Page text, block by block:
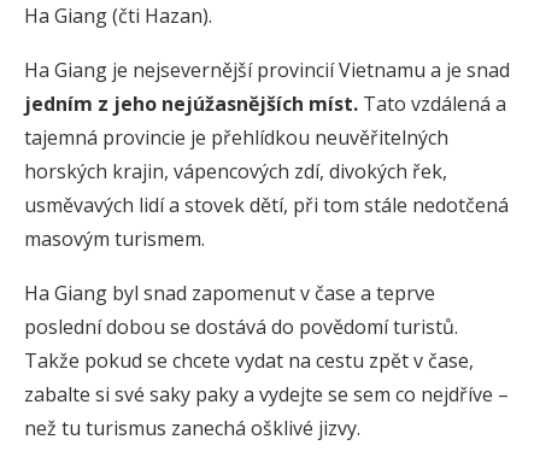
Ha Giang (čti Hazan).
Ha Giang je nejsevernější provincií Vietnamu a je snad
jedním z jeho nejúžasnějších míst. Tato vzdálená a
tajemná provincie je přehlídkou neuvěřitelných
horských krajin, vápencových zdí, divokých řek,
usměvavých lidí a stovek dětí, při tom stále nedotčená
masovým turismem.
Ha Giang byl snad zapomenut v čase a teprve
poslední dobou se dostává do povědomí turistů.
Takže pokud se chcete vydat na cestu zpět v čase,
zabalte si své saky paky a vydejte se sem co nejdříve –
než tu turismus zanechá ošklivé jizvy.